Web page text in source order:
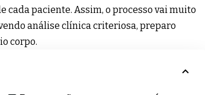
paciente. Assim, o processo vai muito
análise clínica criteriosa, preparo
corpo.